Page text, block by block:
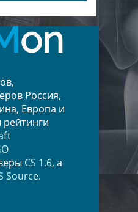
on
Россия,
Европа и
рейтинги
CS 1.6, а
Source.